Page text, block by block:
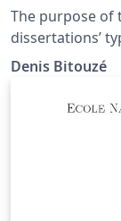
The purpose of
dissertations’
whatever
Education and
advantage of
glossaries for
symbols list.
Denis Bitouzé